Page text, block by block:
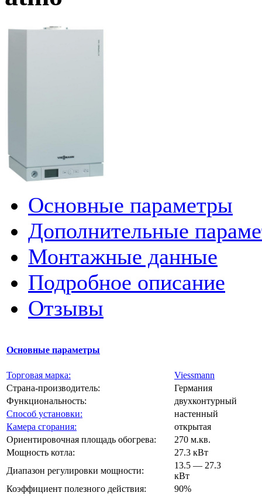
Основные параметры
Дополнительные
Монтажные данные
Подробное описание
Отзывы
Основные параметры
Торговая марка:
Viessmann
Страна-производитель:
Германия
Функциональность:
двухконтурный
Способ установки:
настенный
Камера сгорания:
открытая
Ориентировочная площадь обогрева:
270 м.кв.
Мощность котла:
27.3 кВт
Диапазон регулировки мощности:
13.5 — 27.3
кВт
Коэффициент полезного действия:
90%